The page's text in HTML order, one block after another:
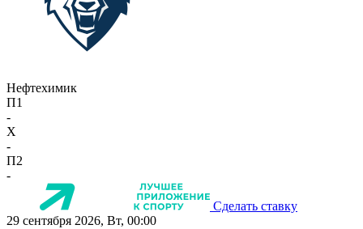
Нефтехимик
П1
-
X
-
П2
-
Сделать ставку
29 сентября 2026, Вт, 00:00